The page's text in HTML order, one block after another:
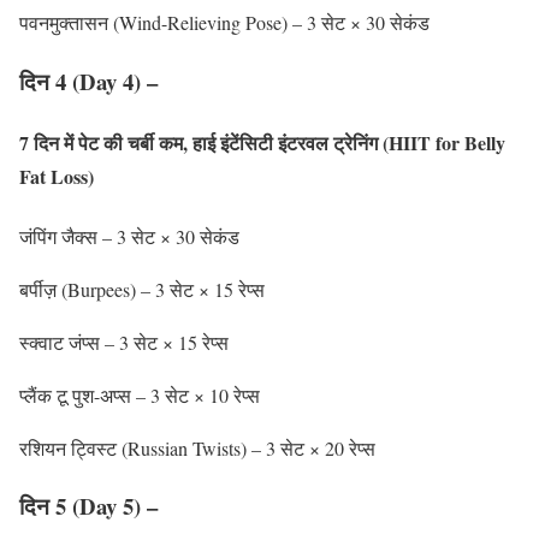
पवनमुक्तासन (Wind-Relieving Pose) – 3 सेट × 30 सेकंड
दिन 4 (Day 4) –
7 दिन में पेट की चर्बी कम,हाई इंटेंसिटी इंटरवल ट्रेनिंग (HIIT for Belly
Fat Loss)
जंपिंग जैक्स – 3 सेट × 30 सेकंड
बर्पीज़ (Burpees) – 3 सेट × 15 रेप्स
स्क्वाट जंप्स – 3 सेट × 15 रेप्स
प्लैंक टू पुश-अप्स – 3 सेट × 10 रेप्स
रशियन ट्विस्ट (Russian Twists) – 3 सेट × 20 रेप्स
दिन 5 (Day 5) –